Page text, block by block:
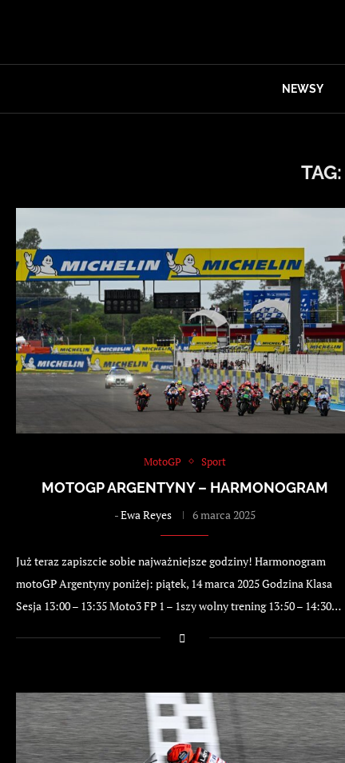
NEWSY
TAG:
MotoGP Sport
MOTOGP ARGENTYNY – HARMONOGRAM
-Ewa Reyes 6 marca 2025
Już teraz zapiszcie sobie najważniejsze godziny! Harmonogram
motoGP Argentyny poniżej: piątek, 14 marca 2025 Godzina Klasa
Sesja 13:00 – 13:35 Moto3 FP 1 – 1szy wolny trening 13:50 – 14:30…